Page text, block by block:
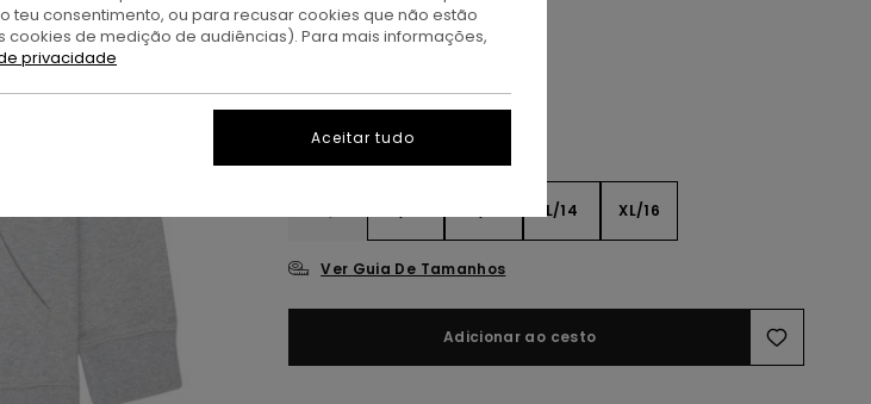
CorMid Grey Heather
L/14 XL/16
Ver Guia De Tamanhos
Adicionar ao cesto
teu consentimento, ou para recusar cookies que não estão
de medição de audiências). Para mais informações,
privacidade
Aceitar tudo